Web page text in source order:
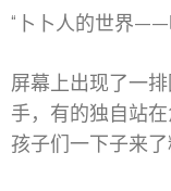
“卜卜人的世界——
屏幕上出现了一
手，有的独自站
孩子们一下子来了